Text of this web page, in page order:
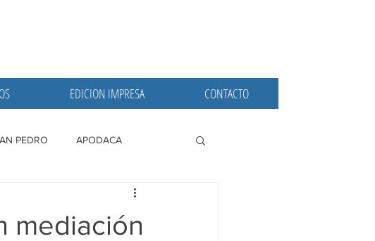
EDICION IMPRESA CONTACTO
PEDRO APODACA
mediación